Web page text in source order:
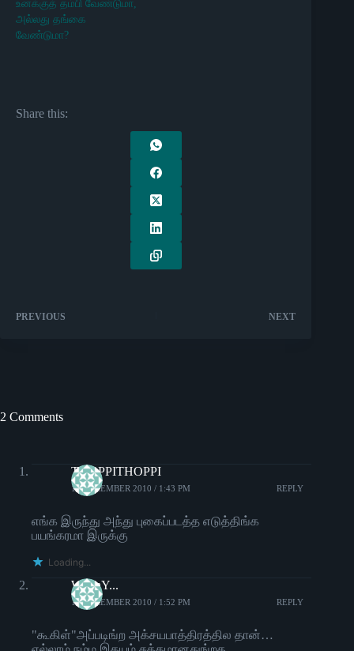
உனக்குத் தம்பி வேண்டுமா,
அல்லது தங்கை
வேண்டுமா?
Share this:
PREVIOUS NEXT
2 Comments
THOPPITHOPPI
14 DECEMBER 2010 / 1:43 PM REPLY
எங்க இருந்து அந்து புகைப்படத்த எடுத்திங்க
பயங்கரமா இருக்கு
Loading...
WiNnY...
14 DECEMBER 2010 / 1:52 PM REPLY
"கூகிள்"அப்படிங்ற அக்சயபாத்திரத்தில தான்…